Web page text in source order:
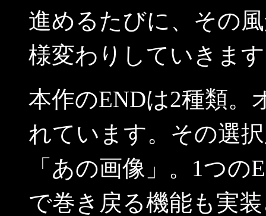
進めるたびに、その
様変わりしていきま
本作のENDは2種類。
れています。その選
「あの画像」。1つ
で巻き戻る機能も実